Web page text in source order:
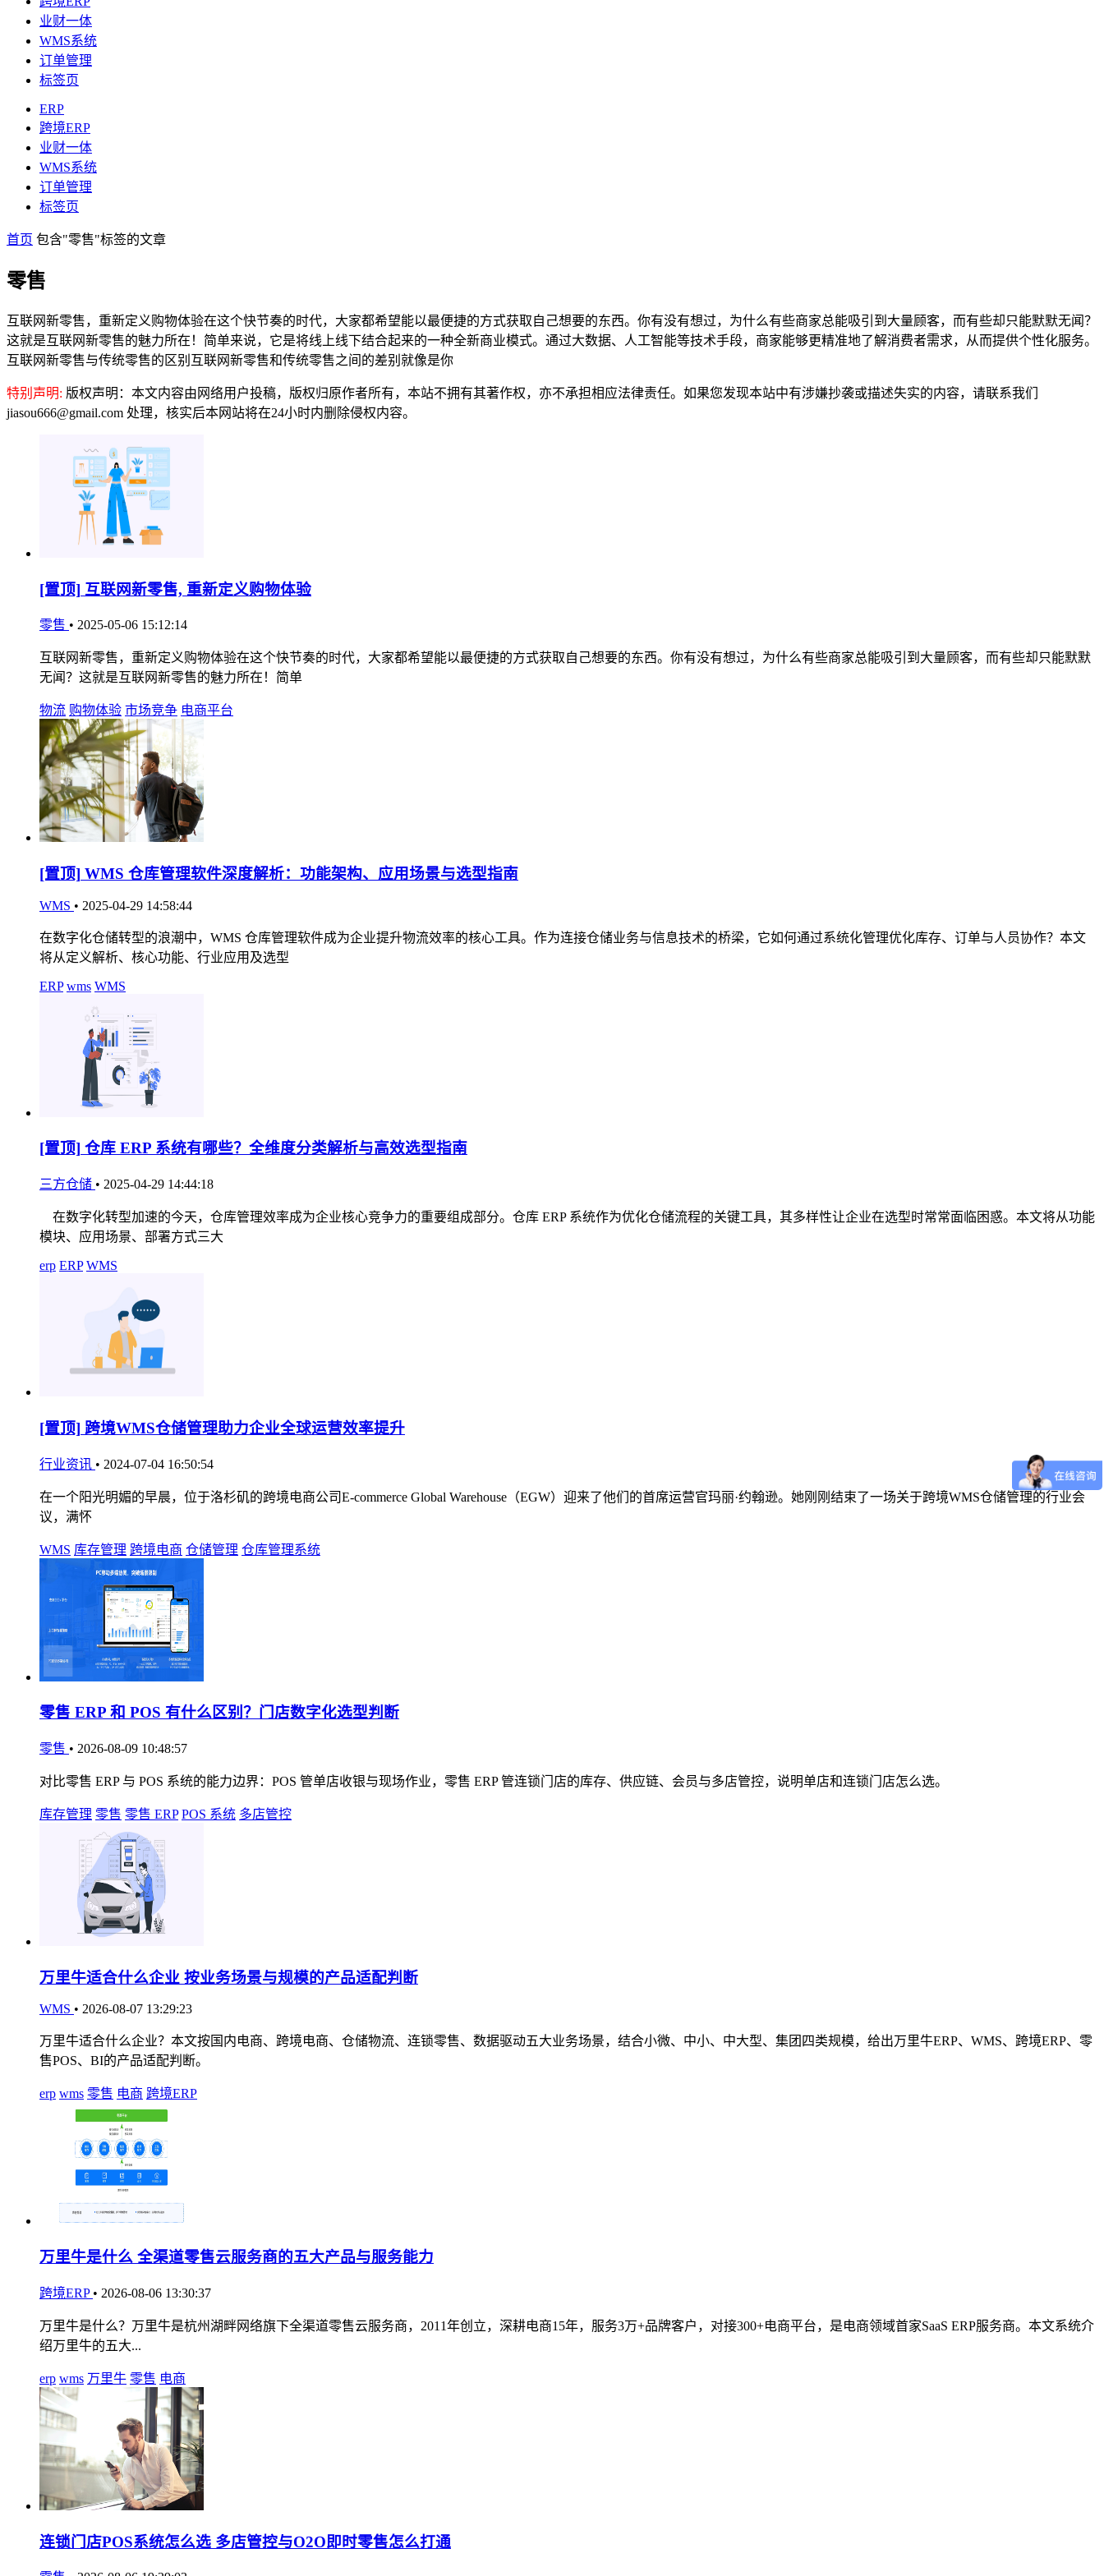
业财一体
WMS系统
订单管理
标签页
ERP
跨境ERP
业财一体
WMS系统
订单管理
标签页
首页 包含"零售"标签的文章
零售
互联网新零售，重新定义购物体验在这个快节奏的时代，大家都希望能以最便捷的方式获取自己想要的东西。你有没有想过，为什么有些商家总能吸引到大量顾客，而有些却只能默默无闻？
这就是互联网新零售的魅力所在！简单来说，它是将线上线下结合起来的一种全新商业模式。通过大数据、人工智能等技术手段，商家能够更精准地了解消费者需求，从而提供个性化服务。
互联网新零售与传统零售的区别互联网新零售和传统零售之间的差别就像是你
特别声明: 版权声明：本文内容由网络用户投稿，版权归原作者所有，本站不拥有其著作权，亦不承担相应法律责任。如果您发现本站中有涉嫌抄袭或描述失实的内容，请联系我们
jiasou666@gmail.com 处理，核实后本网站将在24小时内删除侵权内容。
[置顶] 互联网新零售, 重新定义购物体验
零售 • 2025-05-06 15:12:14
互联网新零售，重新定义购物体验在这个快节奏的时代，大家都希望能以最便捷的方式获取自己想要的东西。你有没有想过，为什么有些商家总能吸引到大量顾客，而有些却只能默默
无闻？这就是互联网新零售的魅力所在！简单
物流 购物体验 市场竞争 电商平台
[置顶] WMS 仓库管理软件深度解析：功能架构、应用场景与选型指南
WMS • 2025-04-29 14:58:44
在数字化仓储转型的浪潮中，WMS 仓库管理软件成为企业提升物流效率的核心工具。作为连接仓储业务与信息技术的桥梁，它如何通过系统化管理优化库存、订单与人员协作？本文
将从定义解析、核心功能、行业应用及选型
ERP wms WMS
[置顶] 仓库 ERP 系统有哪些？全维度分类解析与高效选型指南
三方仓储 • 2025-04-29 14:44:18
在数字化转型加速的今天，仓库管理效率成为企业核心竞争力的重要组成部分。仓库 ERP 系统作为优化仓储流程的关键工具，其多样性让企业在选型时常常面临困惑。本文将从功能
模块、应用场景、部署方式三大
erp ERP WMS
[置顶] 跨境WMS仓储管理助力企业全球运营效率提升
行业资讯 • 2024-07-04 16:50:54
在一个阳光明媚的早晨，位于洛杉矶的跨境电商公司E-commerce Global Warehouse（EGW）迎来了他们的首席运营官玛丽·约翰逊。她刚刚结束了一场关于跨境WMS仓储管理的行业会
议，满怀
WMS 库存管理 跨境电商 仓储管理 仓库管理系统
零售 ERP 和 POS 有什么区别？门店数字化选型判断
零售 • 2026-08-09 10:48:57
对比零售 ERP 与 POS 系统的能力边界：POS 管单店收银与现场作业，零售 ERP 管连锁门店的库存、供应链、会员与多店管控，说明单店和连锁门店怎么选。
库存管理 零售 零售 ERP POS 系统 多店管控
万里牛适合什么企业 按业务场景与规模的产品适配判断
WMS • 2026-08-07 13:29:23
万里牛适合什么企业？本文按国内电商、跨境电商、仓储物流、连锁零售、数据驱动五大业务场景，结合小微、中小、中大型、集团四类规模，给出万里牛ERP、WMS、跨境ERP、零
售POS、BI的产品适配判断。
erp wms 零售 电商 跨境ERP
万里牛是什么 全渠道零售云服务商的五大产品与服务能力
跨境ERP • 2026-08-06 13:30:37
万里牛是什么？万里牛是杭州湖畔网络旗下全渠道零售云服务商，2011年创立，深耕电商15年，服务3万+品牌客户，对接300+电商平台，是电商领域首家SaaS ERP服务商。本文系统介
绍万里牛的五大...
erp wms 万里牛 零售 电商
连锁门店POS系统怎么选 多店管控与O2O即时零售怎么打通